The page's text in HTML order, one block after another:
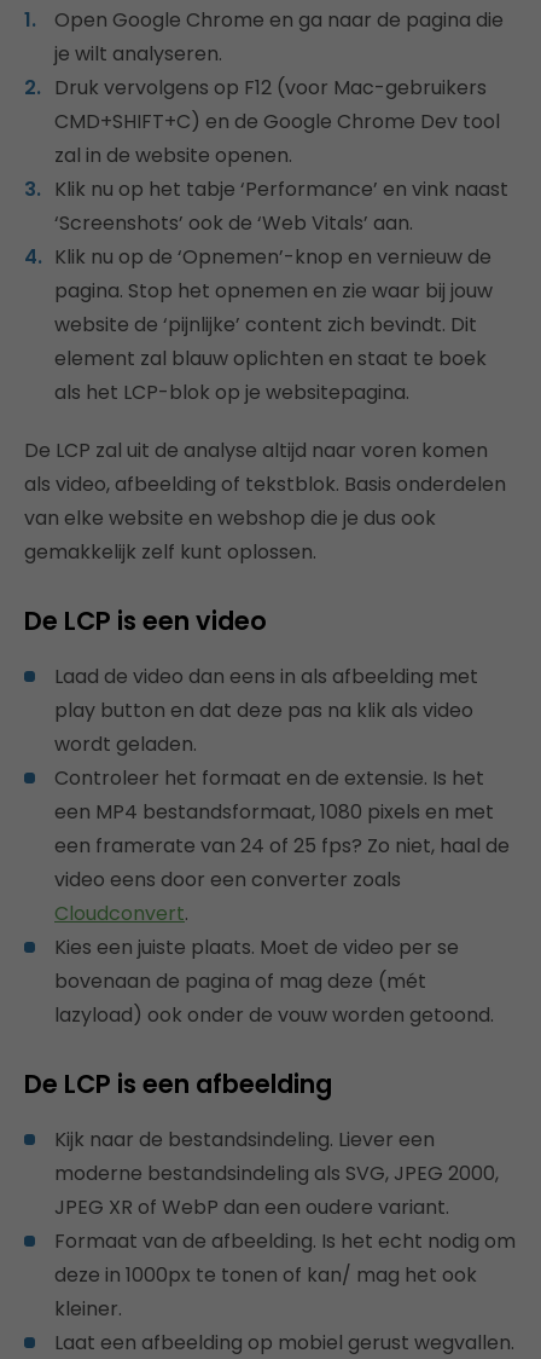
Open Google Chrome en ga naar de pagina die
je wilt analyseren.
Druk vervolgens op F12 (voor Mac-gebruikers
CMD+SHIFT+C) en de Google Chrome Dev tool
zal in de website openen.
Klik nu op het tabje ‘Performance’ en vink naast
‘Screenshots’ ook de ‘Web Vitals’ aan.
Klik nu op de ‘Opnemen’-knop en vernieuw de
pagina. Stop het opnemen en zie waar bij jouw
website de ‘pijnlijke’ content zich bevindt. Dit
element zal blauw oplichten en staat te boek
als het LCP-blok op je websitepagina.
De LCP zal uit de analyse altijd naar voren komen
als video, afbeelding of tekstblok. Basis onderdelen
van elke website en webshop die je dus ook
gemakkelijk zelf kunt oplossen.
De LCP is een video
Laad de video dan eens in als afbeelding met
play button en dat deze pas na klik als video
wordt geladen.
Controleer het formaat en de extensie. Is het
een MP4 bestandsformaat, 1080 pixels en met
een framerate van 24 of 25 fps? Zo niet, haal de
video eens door een converter zoals
Cloudconvert.
Kies een juiste plaats. Moet de video per se
bovenaan de pagina of mag deze (mét
lazyload) ook onder de vouw worden getoond.
De LCP is een afbeelding
Kijk naar de bestandsindeling. Liever een
moderne bestandsindeling als SVG, JPEG 2000,
JPEG XR of WebP dan een oudere variant.
Formaat van de afbeelding. Is het echt nodig om
deze in 1000px te tonen of kan/ mag het ook
kleiner.
Laat een afbeelding op mobiel gerust wegvallen.